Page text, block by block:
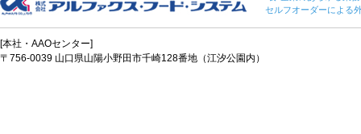
セルフオーダーによる
[本社・AAOセンター]
〒756-0039 山口県山陽小野田市千崎128番地（江汐公園内）